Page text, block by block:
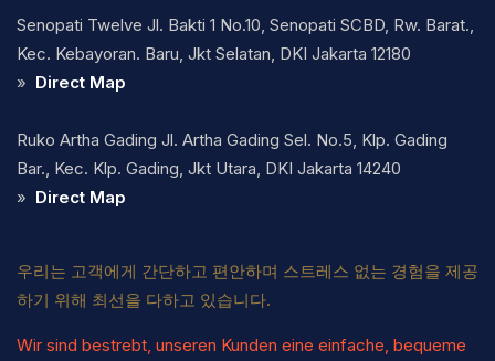
Senopati Twelve Jl. Bakti 1 No.10, Senopati SCBD, Rw. Barat.,
Kec. Kebayoran. Baru, Jkt Selatan, DKI Jakarta 12180
» Direct Map
Ruko Artha Gading Jl. Artha Gading Sel. No.5, Klp. Gading
Bar., Kec. Klp. Gading, Jkt Utara, DKI Jakarta 14240
» Direct Map
우리는 고객에게 간단하고 편안하며 스트레스 없는 경험을 제공
하기 위해 최선을 다하고 있습니다.
Wir sind bestrebt, unseren Kunden eine einfache, bequeme